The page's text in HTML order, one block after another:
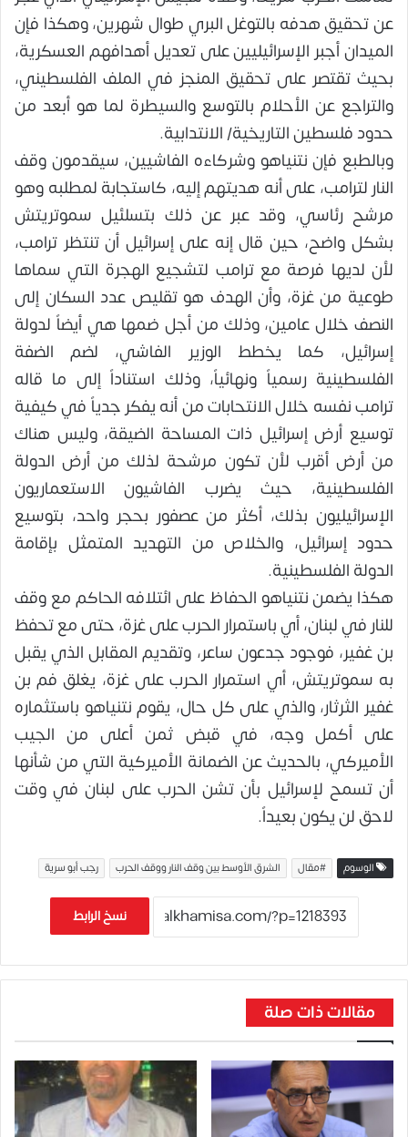
عن تحقيق هدفه بالتوغل البري طوال شهرين، وهكذا فإن
الميدان أجبر الإسرائيليين على تعديل أهدافهم العسكرية،
بحيث تقتصر على تحقيق المنجز في الملف الفلسطيني،
والتراجع عن الأحلام بالتوسع والسيطرة لما هو أبعد من
حدود فلسطين التاريخية/ الانتدابية.
وبالطبع فإن نتنياهو وشركاءه الفاشيين، سيقدمون وقف
النار لترامب، على أنه هديتهم إليه، كاستجابة لمطلبه وهو
مرشح رئاسي، وقد عبر عن ذلك بتسلئيل سموتريتش
بشكل واضح، حين قال إنه على إسرائيل أن تنتظر ترامب،
لأن لديها فرصة مع ترامب لتشجيع الهجرة التي سماها
طوعية من غزة، وأن الهدف هو تقليص عدد السكان إلى
النصف خلال عامين، وذلك من أجل ضمها هي أيضاً لدولة
إسرائيل، كما يخطط الوزير الفاشي، لضم الضفة
الفلسطينية رسمياً ونهائياً، وذلك استناداً إلى ما قاله
ترامب نفسه خلال الانتحابات من أنه يفكر جدياً في كيفية
توسيع أرض إسرائيل ذات المساحة الضيقة، وليس هناك
من أرض أقرب لأن تكون مرشحة لذلك من أرض الدولة
الفلسطينية، حيث يضرب الفاشيون الاستعماريون
الإسرائيليون بذلك، أكثر من عصفور بحجر واحد، بتوسيع
حدود إسرائيل، والخلاص من التهديد المتمثل بإقامة
الدولة الفلسطينية.
هكذا يضمن نتنياهو الحفاظ على ائتلافه الحاكم مع وقف
للنار في لبنان، أي باستمرار الحرب على غزة، حتى مع تحفظ
بن غفير، فوجود جدعون ساعر، وتقديم المقابل الذي يقبل
به سموتريتش، أي استمرار الحرب على غزة، يغلق فم بن
غفير الثرثار، والذي على كل حال، يقوم نتنياهو باستثماره
على أكمل وجه، في قبض ثمن أعلى من الجيب
الأميركي، بالحديث عن الضمانة الأميركية التي من شأنها
أن تسمح لإسرائيل بأن تشن الحرب على لبنان في وقت
لاحق لن يكون بعيداً.
الوسوم #مقال الشرق الأوسط بين وقف النار ووقف الحرب رجب أبو سرية
نسخ الرابط
مقالات ذات صلة